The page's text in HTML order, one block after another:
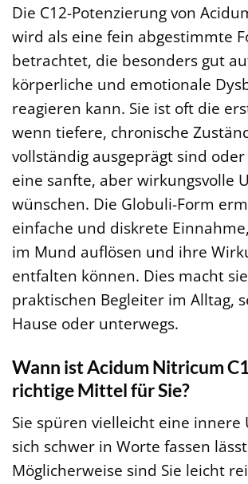
Die C12-Potenzierung von
wird als eine fein abgestimmte
betrachtet, die besonders gut
körperliche und emotionale
reagieren kann. Sie ist oft die
wenn tiefere, chronische
vollständig ausgeprägt sind oder
eine sanfte, aber wirkungsvolle
wünschen. Die Globuli-Form
einfache und diskrete
im Mund auflösen und ihre
entfalten können. Dies macht
praktischen Begleiter im Alltag,
Hause oder unterwegs.
Wann ist Acidum Nitricum
richtige Mittel für Sie?
Sie spüren vielleicht eine innere
sich schwer in Worte fassen
Möglicherweise sind Sie leicht